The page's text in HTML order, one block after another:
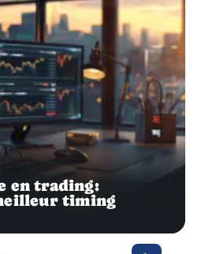
en trading:
timing